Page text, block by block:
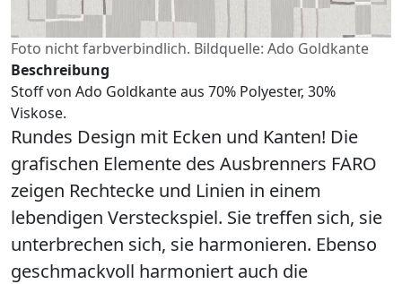
Foto nicht farbverbindlich. Bildquelle: Ado Goldkante
Beschreibung
Stoff von Ado Goldkante aus 70% Polyester, 30%
Viskose.
Rundes Design mit Ecken und Kanten! Die
grafischen Elemente des Ausbrenners FARO
zeigen Rechtecke und Linien in einem
lebendigen Versteckspiel. Sie treffen sich, sie
unterbrechen sich, sie harmonieren. Ebenso
geschmackvoll harmoniert auch die